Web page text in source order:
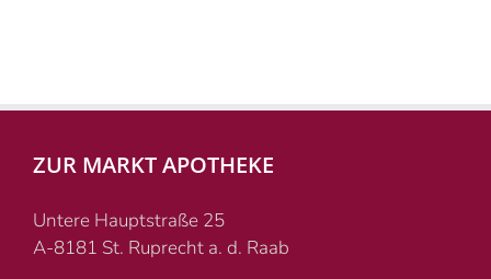
ZUR MARKT APOTHEKE
Untere Hauptstraße 25
A-8181 St. Ruprecht a. d. Raab